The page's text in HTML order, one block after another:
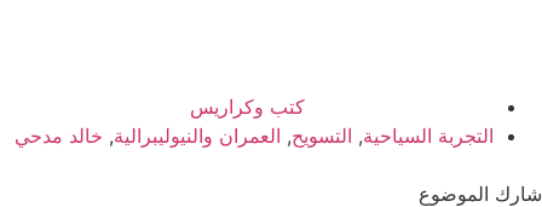
كتب وكراريس
التجربة السياحية, التسويح, العمران والنيوليبرالية, خالد مدحي
شارك الموضوع